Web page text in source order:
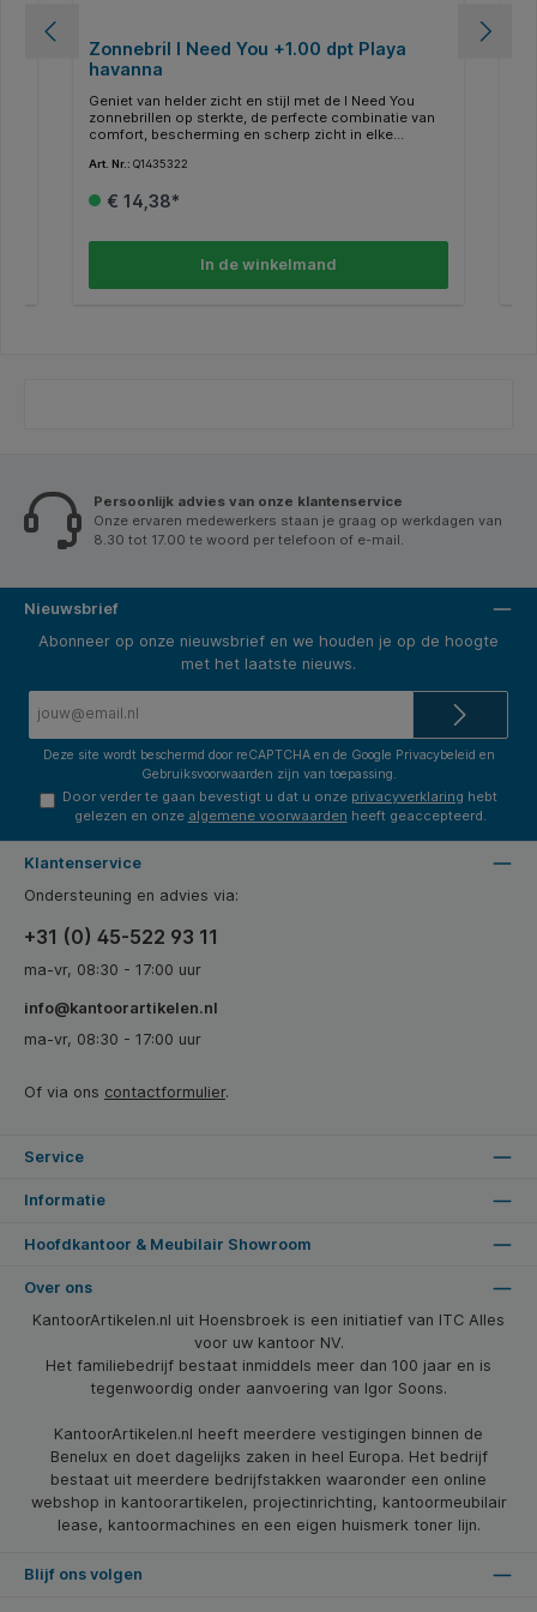
Zonnebril I Need You +1.00 dpt Playa
havanna
Geniet van helder zicht en stijl met de I Need You
zonnebrillen op sterkte, de perfecte combinatie van
comfort, bescherming en scherp zicht in elke
is dankzij de springveer voldoende flexibel voor
montuur 51mm, hoogte van het montuur 42mm,
Art. Nr.: Q1435322
€ 14,38*
In de winkelmand
Persoonlijk advies van onze klantenservice
Onze ervaren medewerkers staan je graag op werkdagen van
8.30 tot 17.00 te woord per telefoon of e-mail.
Nieuwsbrief
Abonneer op onze nieuwsbrief en we houden je op de hoogte
met het laatste nieuws.
Deze site wordt beschermd door reCAPTCHA en de Google Privacybeleid en
Gebruiksvoorwaarden zijn van toepassing.
Door verder te gaan bevestigt u dat u onze privacyverklaring hebt
gelezen en onze algemene voorwaarden heeft geaccepteerd.
Klantenservice
Ondersteuning en advies via:
+31 (0) 45-522 93 11
ma-vr, 08:30 - 17:00 uur
info@kantoorartikelen.nl
ma-vr, 08:30 - 17:00 uur
Of via ons contactformulier.
Service
Informatie
Hoofdkantoor & Meubilair Showroom
Over ons
KantoorArtikelen.nl uit Hoensbroek is een initiatief van ITC Alles
voor uw kantoor NV.
Het familiebedrijf bestaat inmiddels meer dan 100 jaar en is
tegenwoordig onder aanvoering van Igor Soons.
KantoorArtikelen.nl heeft meerdere vestigingen binnen de
Benelux en doet dagelijks zaken in heel Europa. Het bedrijf
bestaat uit meerdere bedrijfstakken waaronder een online
webshop in kantoorartikelen, projectinrichting, kantoormeubilair
lease, kantoormachines en een eigen huismerk toner lijn.
Blijf ons volgen